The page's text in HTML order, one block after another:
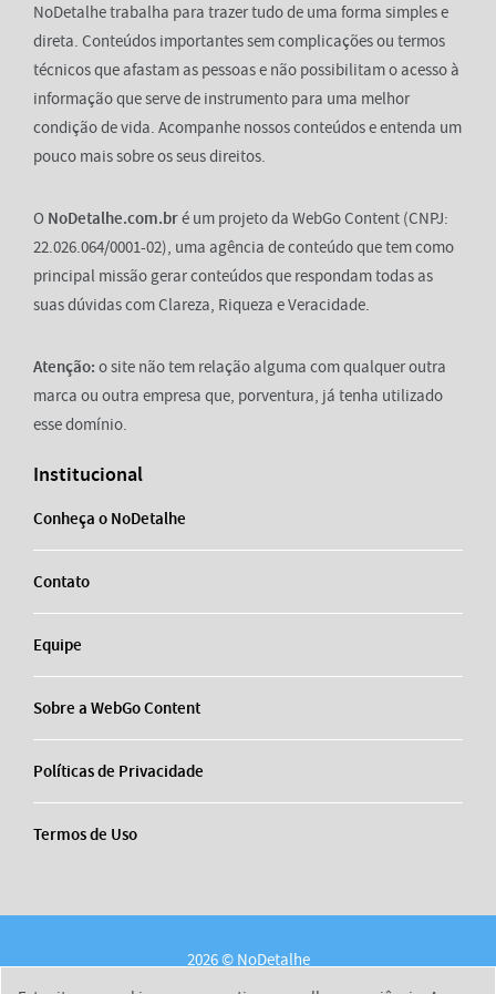
NoDetalhe trabalha para trazer tudo de uma forma simples e
direta. Conteúdos importantes sem complicações ou termos
técnicos que afastam as pessoas e não possibilitam o acesso à
informação que serve de instrumento para uma melhor
condição de vida. Acompanhe nossos conteúdos e entenda um
pouco mais sobre os seus direitos.
O NoDetalhe.com.bré um projeto da WebGo Content (CNPJ:
22.026.064/0001-02), uma agência de conteúdo que tem como
principal missão gerar conteúdos que respondam todas as
suas dúvidas com Clareza, Riqueza e Veracidade.
Atenção: o site não tem relação alguma com qualquer outra
marca ou outra empresa que, porventura, já tenha utilizado
esse domínio.
Institucional
Conheça o NoDetalhe
Contato
Equipe
Sobre a WebGo Content
Políticas de Privacidade
Termos de Uso
2026 © NoDetalhe